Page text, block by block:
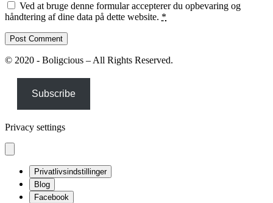
Ved at bruge denne formular accepterer du opbevaring og
håndtering af dine data på dette website. *
© 2020 - Boligcious – All Rights Reserved.
Subscribe
Privacy settings
Privatlivsindstillinger
Blog
Facebook